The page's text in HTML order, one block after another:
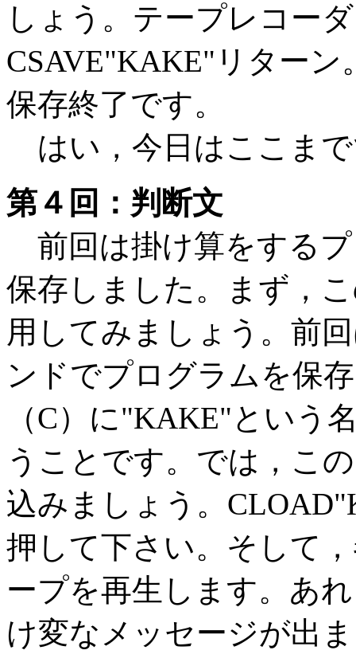
しょう。テープレコー
CSAVE"KAKE"リター
保存終了です。
はい，今日はここま
第４回：判断文
前回は掛け算をする
保存しました。まず，
用してみましょう。前
ンドでプログラムを保
（C）に"KAKE"という
うことです。では，こ
込みましょう。
押して下さい。そして
ープを再生します。あ
け変なメッセージが出